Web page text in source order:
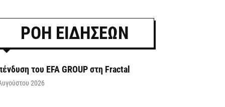
ΡΟΗ ΕΙΔΗΣΕΩΝ
του EFA GROUP στη Fractal
2026